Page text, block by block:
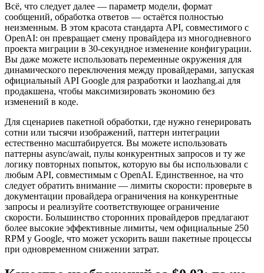
Всё, что следует далее — параметр модели, формат
сообщений, обработка ответов — остаётся полностью
неизменным. В этом красота стандарта API, совместимого с
OpenAI: он превращает смену провайдера из многодневного
проекта миграции в 30-секундное изменение конфигурации.
Вы даже можете использовать переменные окружения для
динамического переключения между провайдерами, запуская
официальный API Google для разработки и laozhang.ai для
продакшена, чтобы максимизировать экономию без
изменений в коде.
Для сценариев пакетной обработки, где нужно генерировать
сотни или тысячи изображений, паттерн интеграции
естественно масштабируется. Вы можете использовать
паттерны async/await, пулы конкурентных запросов и ту же
логику повторных попыток, которую вы бы использовали с
любым API, совместимым с OpenAI. Единственное, на что
следует обратить внимание — лимиты скорости: проверьте в
документации провайдера ограничения на конкурентные
запросы и реализуйте соответствующее ограничение
скорости. Большинство сторонних провайдеров предлагают
более высокие эффективные лимиты, чем официальные 250
RPM у Google, что может ускорить ваши пакетные процессы
при одновременном снижении затрат.